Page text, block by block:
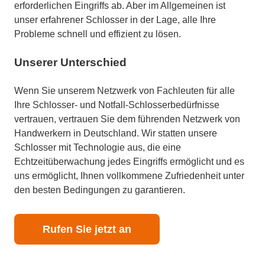
erforderlichen Eingriffs ab. Aber im Allgemeinen ist
unser erfahrener Schlosser in der Lage, alle Ihre
Probleme schnell und effizient zu lösen.
Unserer Unterschied
Wenn Sie unserem Netzwerk von Fachleuten für alle
Ihre Schlosser- und Notfall-Schlosserbedürfnisse
vertrauen, vertrauen Sie dem führenden Netzwerk von
Handwerkern in Deutschland. Wir statten unsere
Schlosser mit Technologie aus, die eine
Echtzeitüberwachung jedes Eingriffs ermöglicht und es
uns ermöglicht, Ihnen vollkommene Zufriedenheit unter
den besten Bedingungen zu garantieren.
Rufen Sie jetzt an